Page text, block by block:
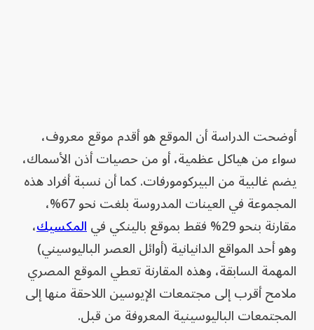
أوضحت الدراسة أن الموقع هو أقدم موقع معروف،
سواء من هياكل عظمية، أو من حصيات أذن الأسماك،
يضم غالبية من البيركومورفات. كما أن نسبة أفراد هذه
المجموعة في العينات المدروسة بلغت نحو 67%،
مقارنة بنحو 29% فقط بموقع بالينكي في
المكسيك،
وهو أحد المواقع الدانيانية (أوائل العصر الباليوسيني)
المهمة السابقة، وهذه المقارنة تعطي الموقع المصري
ملامح أقرب إلى مجتمعات الإيوسين اللاحقة منها إلى
المجتمعات الباليوسينية المعروفة من قبل.